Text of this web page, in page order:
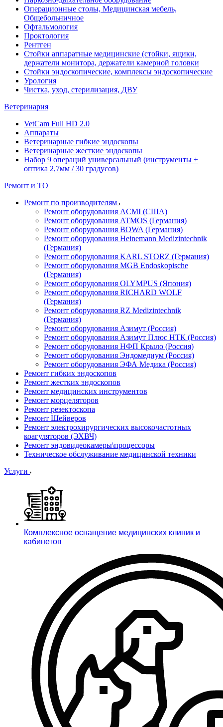
Операционные столы, Медицинская мебель,
Общебольничное
Офтальмология
Проктология
Рентген
Стойки аппаратные медицинские (стойки, ящики,
держатели монитора, держатели камерной головки
Стойки эндоскопические, комплексы эндоскопические
Урология
Чистка, уход, стерилизация, ДВУ
Ветеринария
VetCam Full HD 2.0
Аппараты
Ветеринарные гибкие эндоскопы
Ветеринарные жесткие эндоскопы
Набор 9 операций универсальный (инструменты +
оптика 2,7мм / 30 градусов)
Ремонт и ТО
Ремонт по производителям
Ремонт оборудования ACMI (США)
Ремонт оборудования ATMOS (Германия)
Ремонт оборудования BOWA (Германия)
Ремонт оборудования Heinemann Medizintechnik
(Германия)
Ремонт оборудования KARL STORZ (Германия)
Ремонт оборудования MGB Endoskopische
(Германия)
Ремонт оборудования OLYMPUS (Япония)
Ремонт оборудования RICHARD WOLF
(Германия)
Ремонт оборудования RZ Medizintechnik
(Германия)
Ремонт оборудования Азимут (Россия)
Ремонт оборудования Азимут Плюс НТК (Россия)
Ремонт оборудования НФП Крыло (Россия)
Ремонт оборудования Эндомедиум (Россия)
Ремонт оборудования ЭФА Медика (Россия)
Ремонт гибких эндоскопов
Ремонт жестких эндоскопов
Ремонт медицинских инструментов
Ремонт морцеляторов
Ремонт резектоскопа
Ремонт Шейверов
Ремонт электрохирургических высокочастотных
коагуляторов (ЭХВЧ)
Ремонт эндовидеокамеры\процессоры
Техническое обслуживание медицинской техники
Услуги
Комплексное оснащение медицинских клиник и
кабинетов